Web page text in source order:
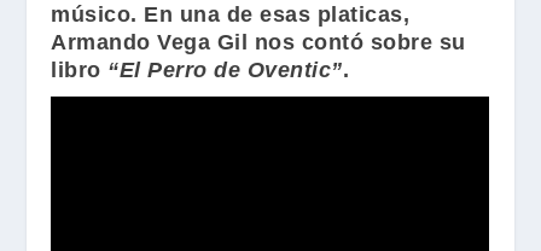
músico. En una de esas platicas,
Armando Vega Gil nos contó sobre su
libro “El Perro de Oventic”.